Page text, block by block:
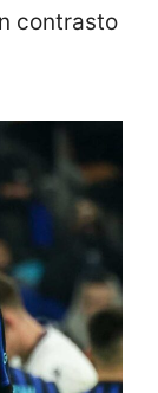
contrasto